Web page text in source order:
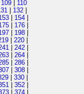
109
110
132
154
176
198
220
242
264
286
308
330
352
374